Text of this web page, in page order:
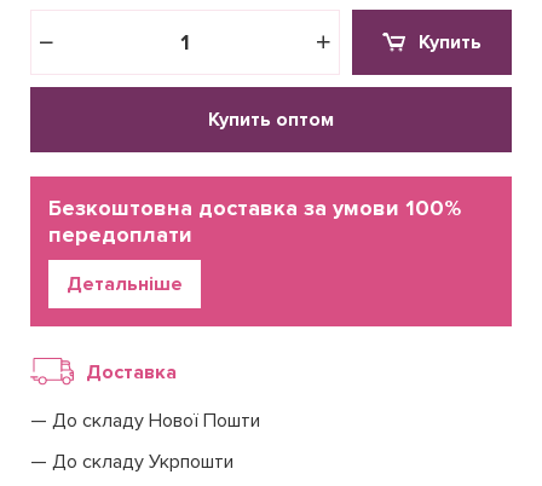
Купить
Купить оптом
Детальніше
Безкоштовна доставка за умови 100%
передоплати
Доставка
До складу Нової Пошти
До складу Укрпошти